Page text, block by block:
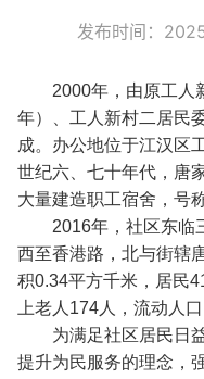
发布时间：
2000年，由原工人
年）、工人新村二居民
成。办公地位于江汉区
世纪六、七十年代，唐
大量建造职工宿舍，号
2016年，社区东临
西至香港路，北与街辖
积0.34平方千米，居民
上老人174人，流动人
为满足社区居民日
提升为民服务的理念，